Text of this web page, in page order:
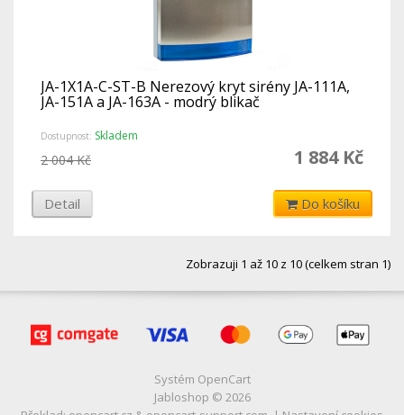
JA-1X1A-C-ST-B Nerezový kryt sirény JA-111A,
JA-151A a JA-163A - modrý blikač
Dostupnost: Skladem
1 884 Kč
2 004 Kč
Detail Do košíku
Zobrazuji 1 až 10 z 10 (celkem stran 1)
Systém OpenCart
Jabloshop © 2026